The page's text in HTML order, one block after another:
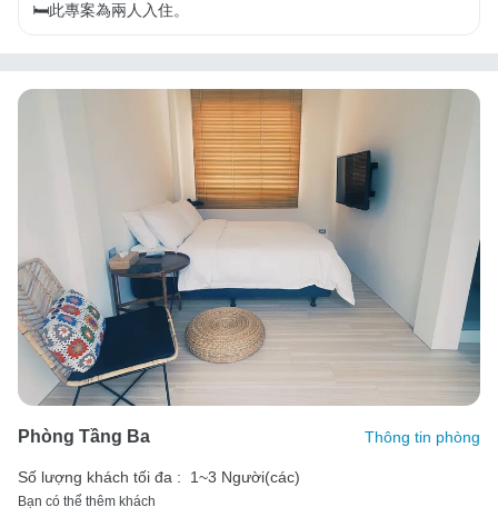
🛏️此專案為兩人入住。
Phòng Tầng Ba Thông tin phòng
Số lượng khách tối đa : 1~3 Người(các)
Bạn có thể thêm khách